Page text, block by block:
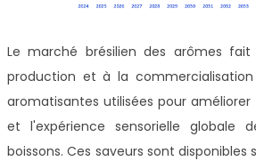
Le marché brésilien des arômes
production et à la
aromatisantes utilisées pour
et l'expérience sensorielle globale
boissons. Ces saveurs sont disponibles